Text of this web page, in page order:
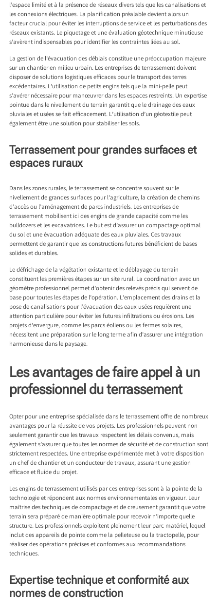
l’espace limité et à la présence de réseaux divers tels que les canalisations et
les connexions électriques. La planification préalable devient alors un
facteur crucial pour éviter les interruptions de service et les perturbations des
réseaux existants. Le piquetage et une évaluation géotechnique minutieuse
s’avèrent indispensables pour identifier les contraintes liées au sol.
La gestion de l’évacuation des déblais constitue une préoccupation majeure
sur un chantier en milieu urbain. Les entreprises de terrassement doivent
disposer de solutions logistiques efficaces pour le transport des terres
excédentaires. L’utilisation de petits engins tels que la mini-pelle peut
s’avérer nécessaire pour manœuvrer dans les espaces restreints. Un expertise
pointue dans le nivellement du terrain garantit que le drainage des eaux
pluviales et usées se fait efficacement. L’utilisation d’un géotextile peut
également être une solution pour stabiliser les sols.
Terrassement pour grandes surfaces et
espaces ruraux
Dans les zones rurales, le terrassement se concentre souvent sur le
nivellement de grandes surfaces pour l’agriculture, la création de chemins
d’accès ou l’aménagement de parcs industriels. Les entreprises de
terrassement mobilisent ici des engins de grande capacité comme les
bulldozers et les excavatrices. Le but est d’assurer un compactage optimal
du sol et une évacuation adéquate des eaux pluviales. Ces travaux
permettent de garantir que les constructions futures bénéficient de bases
solides et durables.
Le défrichage de la végétation existante et le déblayage du terrain
constituent les premières étapes sur un site rural. La coordination avec un
géomètre professionnel permet d’obtenir des relevés précis qui servent de
base pour toutes les étapes de l’opération. L’emplacement des drains et la
pose de canalisations pour l’évacuation des eaux usées requièrent une
attention particulière pour éviter les futures infiltrations ou érosions. Les
projets d’envergure, comme les parcs éoliens ou les fermes solaires,
nécessitent une préparation sur le long terme afin d’assurer une intégration
harmonieuse dans le paysage.
Les avantages de faire appel à un
professionnel du terrassement
Opter pour une entreprise spécialisée dans le terrassement offre de nombreux
avantages pour la réussite de vos projets. Les professionnels peuvent non
seulement garantir que les travaux respectent les délais convenus, mais
également s’assurer que toutes les normes de sécurité et de construction sont
strictement respectées. Une entreprise expérimentée met à votre disposition
un chef de chantier et un conducteur de travaux, assurant une gestion
efficace et fluide du projet.
Les engins de terrassement utilisés par ces entreprises sont à la pointe de la
technologie et répondent aux normes environnementales en vigueur. Leur
maîtrise des techniques de compactage et de creusement garantit que votre
terrain sera préparé de manière optimale pour recevoir n’importe quelle
structure. Les professionnels exploitent pleinement leur parc matériel, lequel
inclut des appareils de pointe comme la pelleteuse ou la tractopelle, pour
réaliser des opérations précises et conformes aux recommandations
techniques.
Expertise technique et conformité aux
normes de construction